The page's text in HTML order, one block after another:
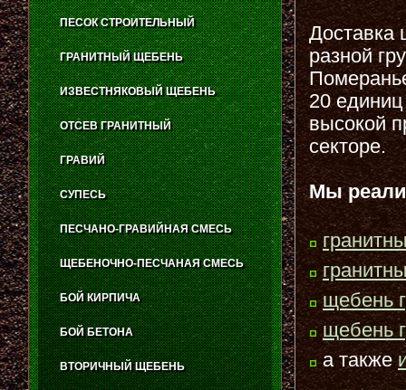
Доставка
разной
20
высокой
секторе.
Мы
щебень
щебень
а также
ПЕСОК СТРОИТЕЛЬНЫЙ
ГРАНИТНЫЙ ЩЕБЕНЬ
ИЗВЕСТНЯКОВЫЙ ЩЕБЕНЬ
ОТСЕВ ГРАНИТНЫЙ
ГРАВИЙ
СУПЕСЬ
ПЕСЧАНО-ГРАВИЙНАЯ СМЕСЬ
ЩЕБЕНОЧНО-ПЕСЧАНАЯ СМЕСЬ
БОЙ КИРПИЧА
БОЙ БЕТОНА
ВТОРИЧНЫЙ ЩЕБЕНЬ